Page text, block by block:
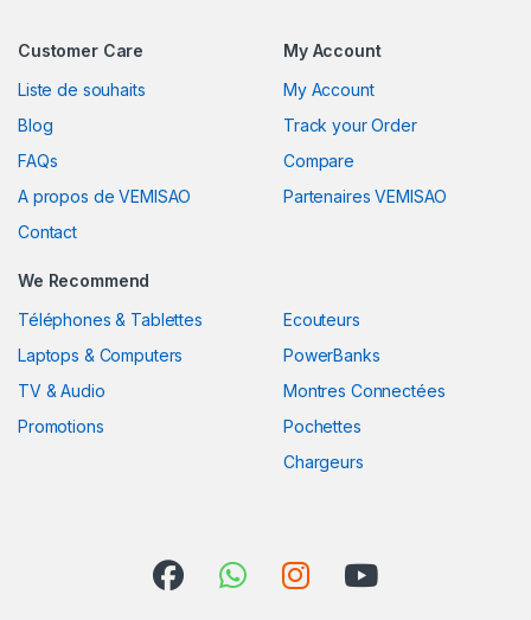
Customer Care
Liste de souhaits
Blog
FAQs
A propos de VEMISAO
Contact
My Account
My Account
Track your Order
Compare
Partenaires VEMISAO
We Recommend
Téléphones & Tablettes
Laptops & Computers
TV & Audio
Promotions
Ecouteurs
PowerBanks
Montres Connectées
Pochettes
Chargeurs